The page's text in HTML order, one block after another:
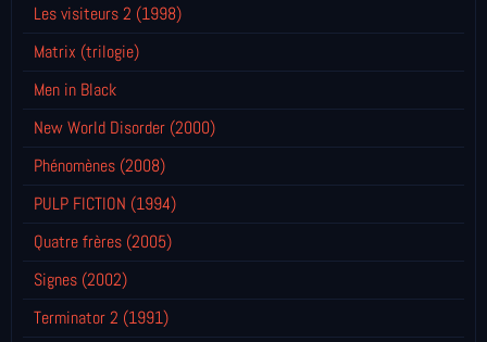
Les visiteurs 2 (1998)
Matrix (trilogie)
Men in Black
New World Disorder (2000)
Phénomènes (2008)
PULP FICTION (1994)
Quatre frères (2005)
Signes (2002)
Terminator 2 (1991)